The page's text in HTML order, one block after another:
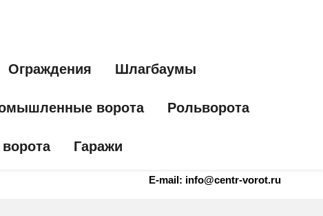
E-mail: info@centr-vorot.ru
Ограждения Шлагбаумы
ворота Рольворота
Гаражи